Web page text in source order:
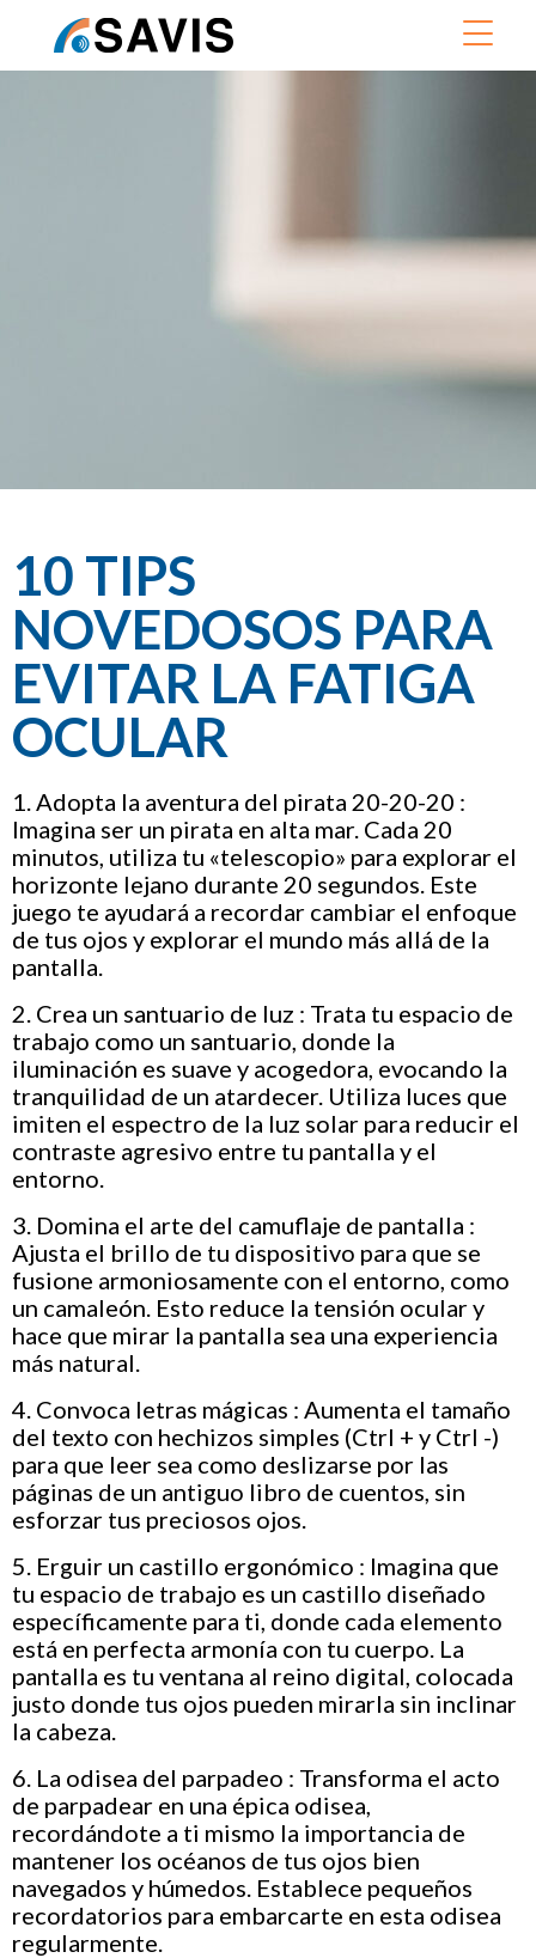
10 TIPS
NOVEDOSOS PARA
EVITAR LA FATIGA
OCULAR
1. Adopta la aventura del pirata 20-20-20 :
Imagina ser un pirata en alta mar. Cada 20
minutos, utiliza tu «telescopio» para explorar el
horizonte lejano durante 20 segundos. Este
juego te ayudará a recordar cambiar el enfoque
de tus ojos y explorar el mundo más allá de la
pantalla.
2. Crea un santuario de luz : Trata tu espacio de
trabajo como un santuario, donde la
iluminación es suave y acogedora, evocando la
tranquilidad de un atardecer. Utiliza luces que
imiten el espectro de la luz solar para reducir el
contraste agresivo entre tu pantalla y el
entorno.
3. Domina el arte del camuflaje de pantalla :
Ajusta el brillo de tu dispositivo para que se
fusione armoniosamente con el entorno, como
un camaleón. Esto reduce la tensión ocular y
hace que mirar la pantalla sea una experiencia
más natural.
4. Convoca letras mágicas : Aumenta el tamaño
del texto con hechizos simples (Ctrl + y Ctrl -)
para que leer sea como deslizarse por las
páginas de un antiguo libro de cuentos, sin
esforzar tus preciosos ojos.
5. Erguir un castillo ergonómico : Imagina que
tu espacio de trabajo es un castillo diseñado
específicamente para ti, donde cada elemento
está en perfecta armonía con tu cuerpo. La
pantalla es tu ventana al reino digital, colocada
justo donde tus ojos pueden mirarla sin inclinar
la cabeza.
6. La odisea del parpadeo : Transforma el acto
de parpadear en una épica odisea,
recordándote a ti mismo la importancia de
mantener los océanos de tus ojos bien
navegados y húmedos. Establece pequeños
recordatorios para embarcarte en esta odisea
regularmente.